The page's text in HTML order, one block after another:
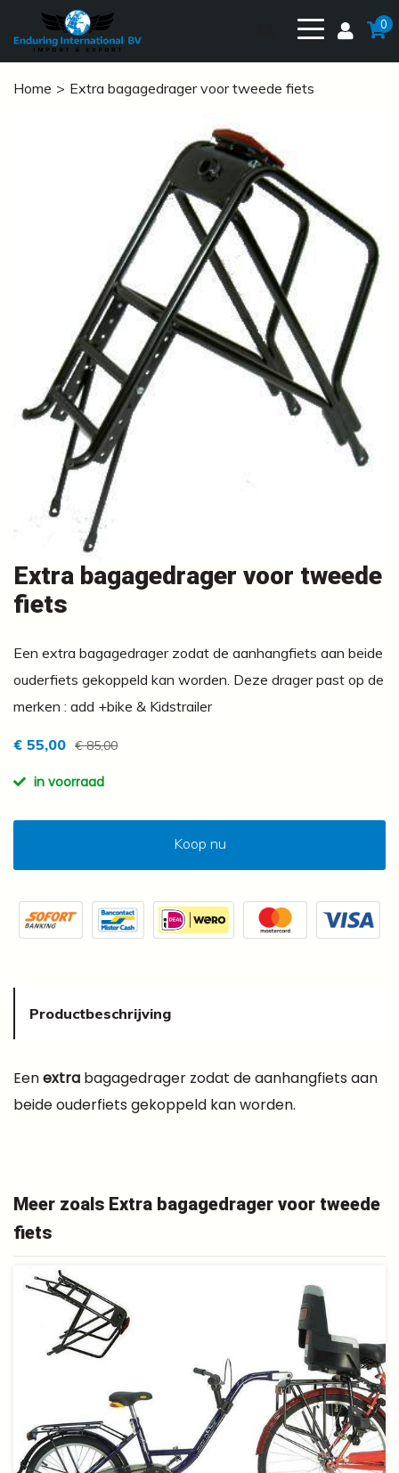
0
Home Extra bagagedrager voor tweede fiets
Extra bagagedrager voor tweede
fiets
Een extra bagagedrager zodat de aanhangfiets aan beide
ouderfiets gekoppeld kan worden. Deze drager past op de
merken : add +bike & Kidstrailer
€ 55,00 € 85,00
in voorraad
Koop nu
Productbeschrijving
Eenextra bagagedrager zodat de aanhangfiets aan
beide ouderfiets gekoppeld kan worden.
Meer zoals Extra bagagedrager voor tweede
fiets